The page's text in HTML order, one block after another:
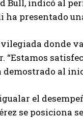
Bull, indicó al
ha presentado
donde
“Estamos
al
el
se posiciona